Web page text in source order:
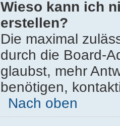
Wieso kann ich
erstellen?
Die maximal
durch die Board-
glaubst, mehr
benötigen,
Nach oben